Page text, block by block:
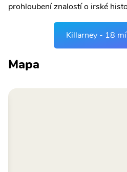
prohloubení znalostí o irské
Killarney - 18
Mapa